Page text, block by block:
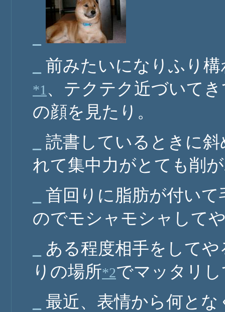
前みたいになりふり
*1、テクテク近づいて
の顔を見たり。
読書しているときに
れて集中力がとても削
首回りに脂肪が付い
のでモシャモシャして
ある程度相手をして
りの場所*2でマッタリ
最近、表情から何と